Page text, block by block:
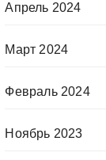
Апрель 2024
Март 2024
Февраль 2024
Ноябрь 2023